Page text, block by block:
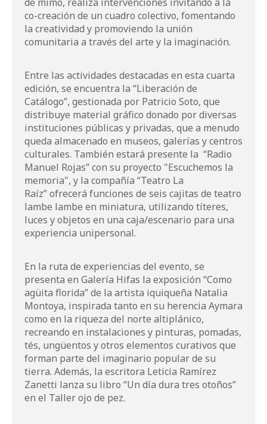
co-creación de un cuadro colectivo, fomentando
la creatividad y promoviendo la unión
comunitaria a través del arte y la imaginación.
Entre las actividades destacadas en esta cuarta
edición, se encuentra la “Liberación de
Catálogo”, gestionada por Patricio Soto, que
distribuye material gráfico donado por diversas
instituciones públicas y privadas, que a menudo
queda almacenado en museos, galerías y centros
culturales. También estará presente la “Radio
Manuel Rojas”con su proyecto "Escuchemos la
memoria", y la compañía “Teatro La
Raíz”ofrecerá funciones de seis cajitas de teatro
lambe lambe en miniatura, utilizando títeres,
luces y objetos en una caja/escenario para una
experiencia unipersonal.
En la ruta de experiencias del evento, se
presenta en Galería Hifas la exposición “Como
agüita florida” de la artista iquiqueña Natalia
Montoya, inspirada tanto en su herencia Aymara
como en la riqueza del norte altiplánico,
recreando en instalaciones y pinturas, pomadas,
tés, ungüentos y otros elementos curativos que
forman parte del imaginario popular de su
tierra. Además, la escritora Leticia Ramírez
Zanetti lanza su libro “Un día dura tres otoños”
en el Taller ojo de pez.